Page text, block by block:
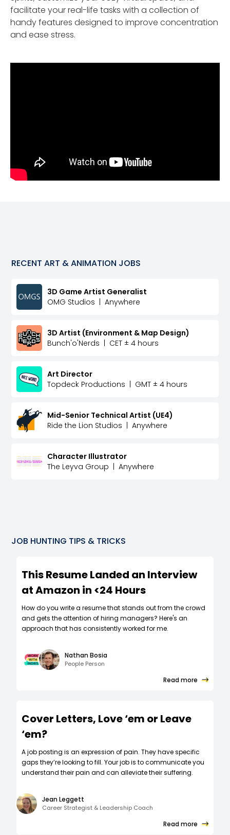
facilitate your real-life tasks with a collection of
handy features designed to improve concentration
and ease stress.
RECENT ART & ANIMATION JOBS
3D Game Artist Generalist
OMG Studios | Anywhere
3D Artist (Environment & Map Design)
Bunch'o'Nerds | CET ± 4 hours
Art Director
Topdeck Productions | GMT ± 4 hours
Mid-Senior Technical Artist (UE4)
Ride the Lion Studios | Anywhere
Character Illustrator
The Leyva Group | Anywhere
JOB HUNTING TIPS & TRICKS
This Resume Landed an Interview
at Amazon in <24 Hours
How do you write a resume that stands out from the crowd
and gets the attention of hiring managers? Here's an
approach that has consistently worked for me.
Nathan Bosia
People Person
Read more
Cover Letters, Love ‘em or Leave
‘em?
A job posting is an expression of pain. They have specific
gaps they’re looking to fill. Your job is to communicate you
understand their pain and can alleviate their suffering.
Jean Leggett
Career Strategist & Leadership Coach
Read more